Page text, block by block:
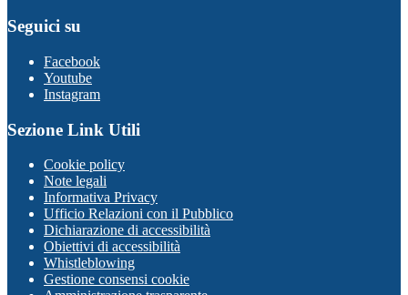
Seguici su
Facebook
Youtube
Instagram
Sezione Link Utili
Cookie policy
Note legali
Informativa Privacy
Ufficio Relazioni con il Pubblico
Dichiarazione di accessibilità
Obiettivi di accessibilità
Whistleblowing
Gestione consensi cookie